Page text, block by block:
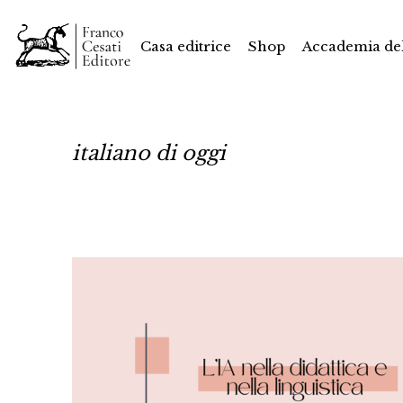
Casa editrice Shop Accademia
italiano di oggi